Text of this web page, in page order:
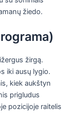
žiedo.
žirgą.
iki ausų lygio.
kiek aukštyn
prigludus
pozicijoje raitelis